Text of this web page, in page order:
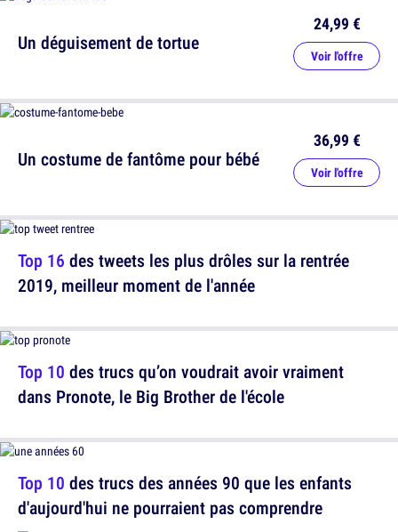
Un costume de fantôme pour bébé
36,99 €
Voir l'offre
Top 10 des trucs qu’on voudrait avoir vraiment
dans Pronote, le Big Brother de l'école
Un déguisement de tortue
24,99 €
Voir l'offre
Top 16 des tweets les plus drôles sur la rentrée
2019, meilleur moment de l'année
Top 10 des trucs des années 90 que les enfants
d'aujourd'hui ne pourraient pas comprendre